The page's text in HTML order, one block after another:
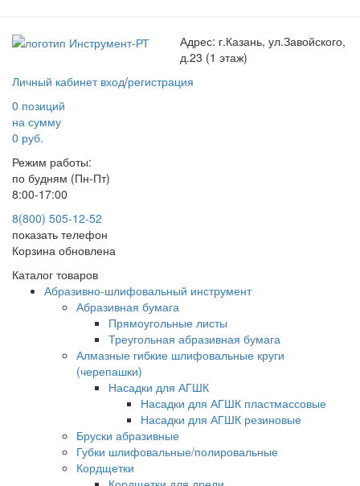
Адрес: г.Казань, ул.Завойского,
д.23 (1 этаж)
Личный кабинет вход/регистрация
0 позиций
на сумму
0 руб.
Режим работы:
по будням (Пн-Пт)
8:00-17:00
8(800) 505-12-52
показать телефон
Корзина обновлена
Каталог товаров
Абразивно-шлифовальный инструмент
Абразивная бумага
Прямоугольные листы
Треугольная абразивная бумага
Алмазные гибкие шлифовальные круги
(черепашки)
Насадки для АГШК
Насадки для АГШК пластмассовые
Насадки для АГШК резиновые
Бруски абразивные
Губки шлифовальные/полировальные
Кордщетки